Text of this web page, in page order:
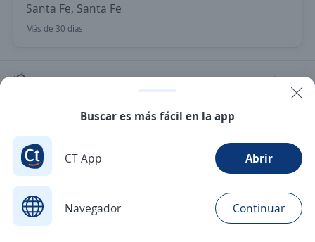
Santa Fe, Santa Fe
Más de 30 días
Nuevas ofertas de empleo Avísame
Empleos similares
Gerente general
Buscar es más fácil en la app
CT App Abrir
Navegador Continuar